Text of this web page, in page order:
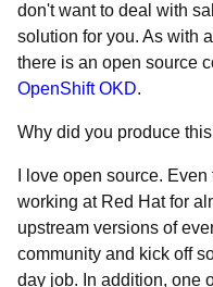
don't want to deal with
solution for you. As with
there is an open source
OpenShift OKD.
Why did you produce
I love open source.
working at Red Hat for
upstream versions of
community and kick off
day job. In addition, one